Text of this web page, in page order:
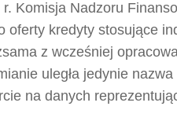
Komisja Nadzoru
oferty kredyty stosujące
z wcześniej
uległa jedynie
na danych